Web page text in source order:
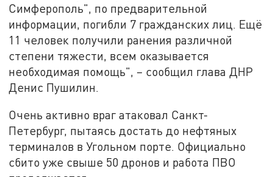
Симферополь", по предварительной
информации, погибли 7 гражданских лиц. Ещё
11 человек получили ранения различной
степени тяжести, всем оказывается
необходимая помощь", – сообщил глава ДНР
Денис Пушилин.
Очень активно враг атаковал Санкт-
Петербург, пытаясь достать до нефтяных
терминалов в Угольном порте. Официально
сбито уже свыше 50 дронов и работа ПВО